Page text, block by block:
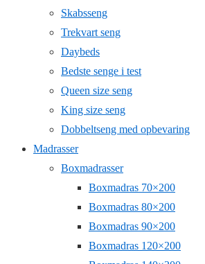
Skabsseng
Trekvart seng
Daybeds
Bedste senge i test
Queen size seng
King size seng
Dobbeltseng med opbevaring
Madrasser
Boxmadrasser
Boxmadras 70×200
Boxmadras 80×200
Boxmadras 90×200
Boxmadras 120×200